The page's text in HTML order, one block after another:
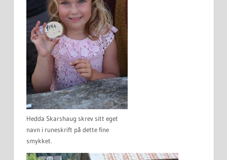
Hedda Skarshaug skrev sitt eget
navn i runeskrift på dette fine
smykket.